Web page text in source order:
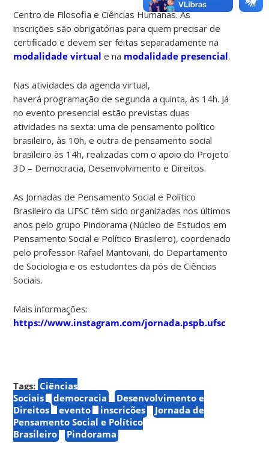
Centro de Filosofia e Ciências Humanas. As
inscrições são obrigatórias para quem precisar de
certificado e devem ser feitas separadamente na
modalidade virtual e na modalidade presencial.
Nas atividades da agenda virtual,
haverá programação de segunda a quinta, às 14h. Já
no evento presencial estão previstas duas
atividades na sexta: uma de pensamento político
brasileiro, às 10h, e outra de pensamento social
brasileiro às 14h, realizadas com o apoio do Projeto
3D – Democracia, Desenvolvimento e Direitos.
As Jornadas de Pensamento Social e Político
Brasileiro da UFSC têm sido organizadas nos últimos
anos pelo grupo Pindorama (Núcleo de Estudos em
Pensamento Social e Político Brasileiro), coordenado
pelo professor Rafael Mantovani, do Departamento
de Sociologia e os estudantes da pós de Ciências
Sociais.
Mais informações:
https://www.instagram.com/jornada.pspb.ufsc
Tags: Ciências
Sociais
democracia
Desenvolvimento e
Direitos
evento inscrições
Jornada de
Pensamento Social e Político
Brasileiro
Pindorama